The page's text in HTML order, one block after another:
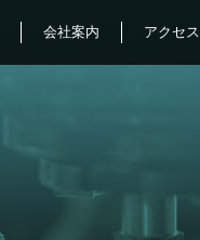
会社案内 アクセス